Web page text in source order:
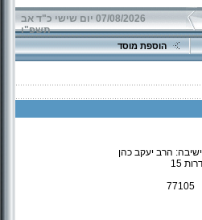
07/08/2026 יום שישי כ"ד אב
תשפ"ו
הוספת מוסד
הרב יעקב כהן
15